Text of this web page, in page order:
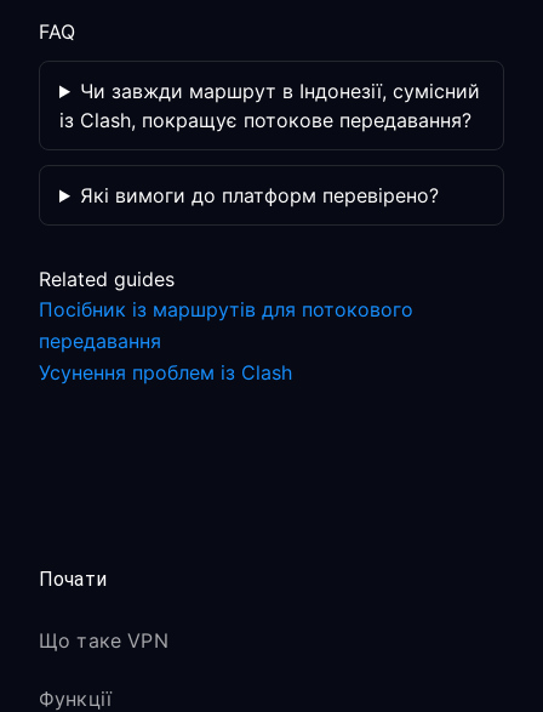
FAQ
Чи завжди маршрут в Індонезії, сумісний
із Clash, покращує потокове передавання?
Які вимоги до платформ перевірено?
Related guides
Посібник із маршрутів для потокового
передавання
Усунення проблем із Clash
Почати
Що таке VPN
Функції